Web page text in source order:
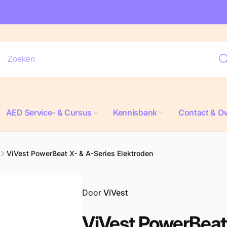
AED Service- & Cursus Kennisbank Contact &
ViVest PowerBeat X- & A-Series Elektroden
Door ViVest